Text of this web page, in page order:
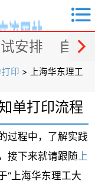

安排 自考

印 > 上海华东理工
单打印流程
程中，了解实践
接下来就请跟随上
“上海华东理工大